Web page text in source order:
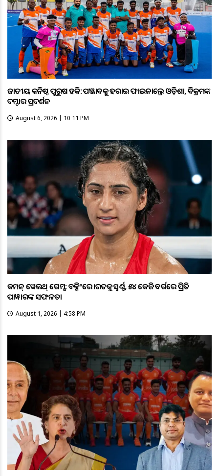
ଜାତୀୟ କନିଷ୍ଠ ପୁରୁଷ ହକି: ପଞ୍ଜାବକୁ ହରାଇ ଫାଇନାଲ୍ରେ ଓଡ଼ିଶା, ବିକ୍ରମଙ୍କ
ଦମ୍ଦାର ପ୍ରଦର୍ଶନ
August 6, 2026 | 10:11 PM
କମନ୍ ୱେଲଥ୍ ଗେମ୍ସ: ବକ୍ସିଂରେ ଭାରତକୁ ସ୍ବର୍ଣ୍ଣ, ୫୪ କେଜି ବର୍ଗରେ ପ୍ରିତି
ପାୱାରଙ୍କ ସଫଳତା
August 1, 2026 | 4:58 PM